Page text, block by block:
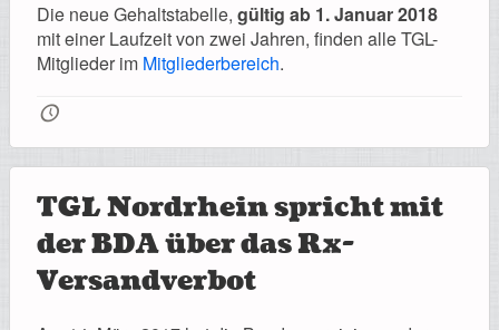
Mitgliederbereich
Die neue Gehaltstabelle, gültig ab 1. Januar 2018
mit einer Laufzeit von zwei Jahren, finden alle TGL-
Mitglieder im Mitgliederbereich.
🕔
TGL Nordrhein spricht mit
der BDA über das Rx-
Versandverbot